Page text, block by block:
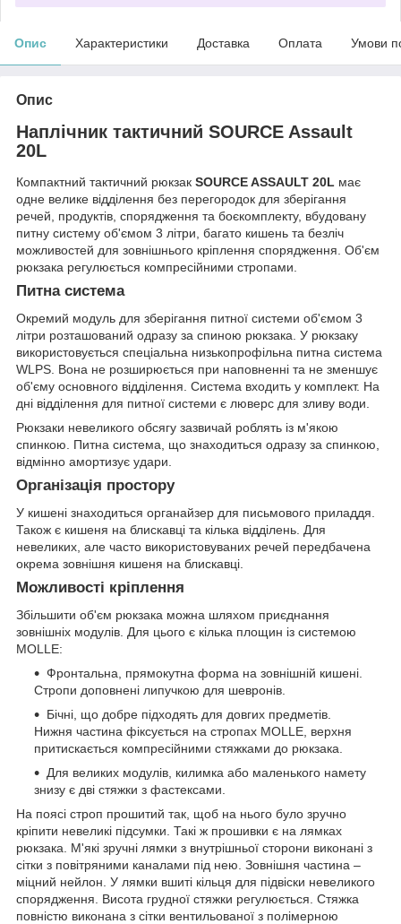
Опис Характеристики Доставка Оплата Умови
Опис
Наплічник тактичний SOURCE Assault
20L
Компактний тактичний рюкзак SOURCE ASSAULT 20L має
одне велике відділення без перегородок для зберігання
речей, продуктів, спорядження та боєкомплекту, вбудовану
питну систему об'ємом 3 літри, багато кишень та безліч
можливостей для зовнішнього кріплення спорядження. Об'єм
рюкзака регулюється компресійними стропами.
Питна система
Окремий модуль для зберігання питної системи об'ємом 3
літри розташований одразу за спиною рюкзака. У рюкзаку
використовується спеціальна низькопрофільна питна система
WLPS. Вона не розширюється при наповненні та не зменшує
об'єму основного відділення. Система входить у комплект. На
дні відділення для питної системи є люверс для зливу води.
Рюкзаки невеликого обсягу зазвичай роблять із м'якою
спинкою. Питна система, що знаходиться одразу за спинкою,
відмінно амортизує удари.
Організація простору
У кишені знаходиться органайзер для письмового приладдя.
Також є кишеня на блискавці та кілька відділень. Для
невеликих, але часто використовуваних речей передбачена
окрема зовнішня кишеня на блискавці.
Можливості кріплення
Збільшити об'єм рюкзака можна шляхом приєднання
зовнішніх модулів. Для цього є кілька площин із системою
MOLLE:
Фронтальна, прямокутна форма на зовнішній кишені.
Стропи доповнені липучкою для шевронів.
Бічні, що добре підходять для довгих предметів.
Нижня частина фіксується на стропах MOLLE, верхня
притискається компресійними стяжками до рюкзака.
Для великих модулів, килимка або маленького намету
знизу є дві стяжки з фастексами.
На поясі строп прошитий так, щоб на нього було зручно
кріпити невеликі підсумки. Такі ж прошивки є на лямках
рюкзака. М'які зручні лямки з внутрішньої сторони виконані з
сітки з повітряними каналами під нею. Зовнішня частина –
міцний нейлон. У лямки вшиті кільця для підвіски невеликого
спорядження. Висота грудної стяжки регулюється. Стяжка
повністю виконана з сітки вентильованої з полімерною